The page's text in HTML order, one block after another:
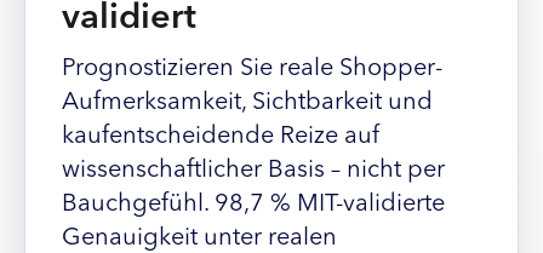
validiert
Prognostizieren Sie reale Shopper-
Aufmerksamkeit, Sichtbarkeit und
kaufentscheidende Reize auf
wissenschaftlicher Basis – nicht per
Bauchgefühl. 98,7 % MIT-validierte
Genauigkeit unter realen